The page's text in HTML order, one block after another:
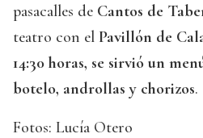
pasacalles de Cantos de
teatro con el Pavillón de
14:30 horas, se sirvió un
botelo, androllas y chorizos.
Fotos: Lucía Otero